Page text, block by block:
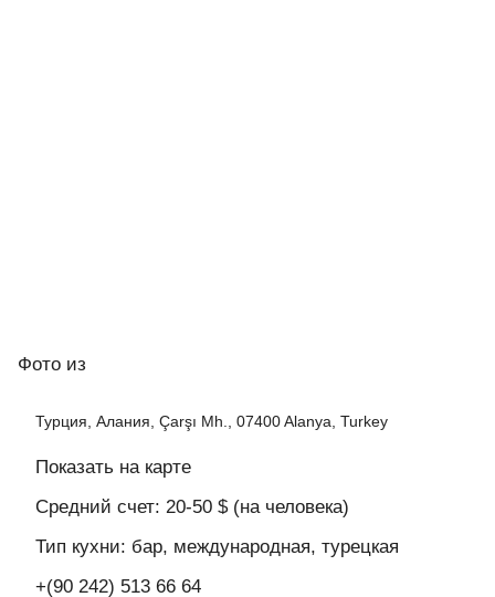
Фото из
Турция, Алания, Çarşı Mh., 07400 Alanya, Turkey
Показать на карте
Средний счет: 20-50 $ (на человека)
Тип кухни: бар, международная, турецкая
+(90 242) 513 66 64